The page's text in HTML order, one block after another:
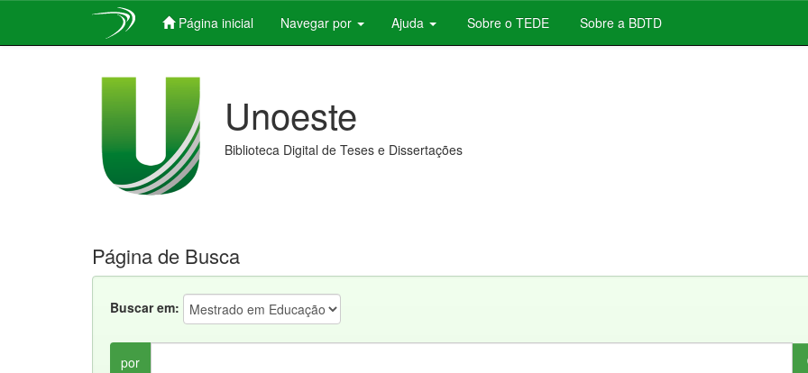
Página inicial Navegar por Ajuda Sobre o TEDE Sobre a BDTD
Unoeste
Biblioteca Digital de Teses e Dissertações
Página de Busca
Buscar em:
por